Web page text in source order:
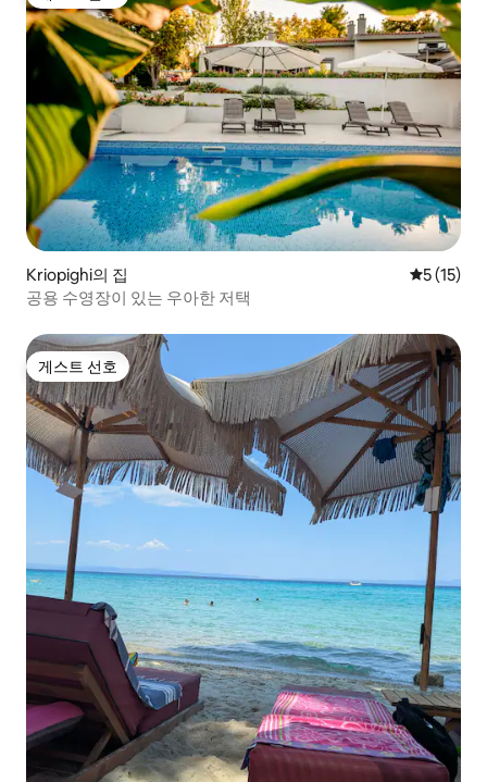
Kriopighi의 집 평점 5점
5 (15)
공용 수영장이 있는 우아한 저택
게스트 선호
게스트 선호